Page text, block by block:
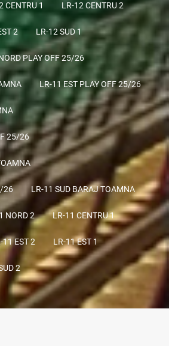
CENTRU 1 LR-12 CENTRU 2
2 LR-12 SUD 1
PLAY OFF 25/26
LR-11 EST PLAY OFF 25/26
25/26
26 LR-11 SUD BARAJ TOAMNA
NORD 2 LR-11 CENTRU 1
11 EST 2 LR-11 EST 1
2